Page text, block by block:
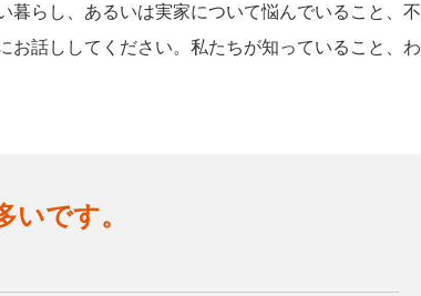
暮らし、あるいは実家について悩んでいること、不
話ししてください。私たちが知っていること、わ
です。